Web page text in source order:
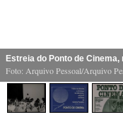
1/8
Estreia do Ponto de
Foto: Arquivo Pessoal/Arquivo